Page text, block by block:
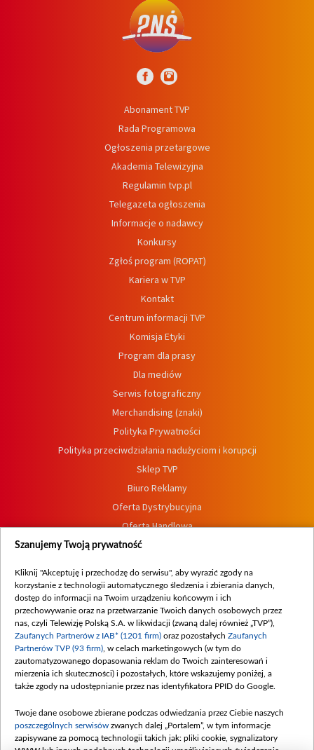
Abonament TVP
Rada Programowa
Ogłoszenia przetargowe
Akademia Telewizyjna
Regulamin tvp.pl
Telegazeta ogłoszenia
Informacje o nadawcy
Konkursy
Zgłoś program (ROPAT)
Kariera w TVP
Kontakt
Centrum informacji TVP
Komisja Etyki
Program dla prasy
Dla mediów
Serwis fotograficzny
Merchandising (znaki)
Polityka Prywatności
Polityka przeciwdziałania nadużyciom i korupcji
Sklep TVP
Biuro Reklamy
Oferta Dystrybucyjna
Oferta Handlowa
Dostępność
Procedura zgłoszeń wewnętrznych
Szanujemy Twoją prywatność
Kliknij "Akceptuję i przechodzę do serwisu", aby wyrazić zgody na
korzystanie z technologii automatycznego śledzenia i zbierania danych,
dostęp do informacji na Twoim urządzeniu końcowym i ich
przechowywanie oraz na przetwarzanie Twoich danych osobowych przez
nas, czyli Telewizję Polską S.A. w likwidacji (zwaną dalej również „TVP”),
Zaufanych Partnerów z IAB* (1201 firm) oraz pozostałych Zaufanych
Partnerów TVP (93 firm) , w celach marketingowych (w tym do
zautomatyzowanego dopasowania reklam do Twoich zainteresowań i
mierzenia ich skuteczności) i pozostałych, które wskazujemy poniżej, a
także zgody na udostępnianie przez nas identyfikatora PPID do Google.
Twoje dane osobowe zbierane podczas odwiedzania przez Ciebie naszych
poszczególnych serwisów zwanych dalej „Portalem”, w tym informacje
zapisywane za pomocą technologii takich jak: pliki cookie, sygnalizatory